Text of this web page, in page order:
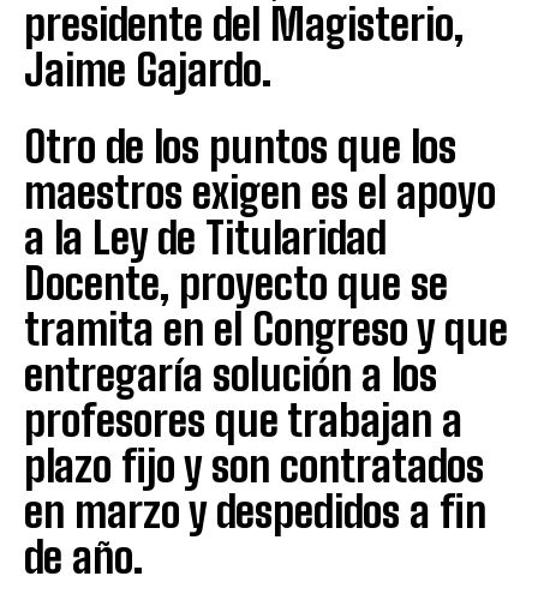
presidente del Magisterio,
Jaime Gajardo.
Otro de los puntos que los
maestros exigen es el apoyo
a la Ley de Titularidad
Docente, proyecto que se
tramita en el Congreso y que
entregaría solución a los
profesores que trabajan a
plazo fijo y son contratados
en marzo y despedidos a fin
de año.